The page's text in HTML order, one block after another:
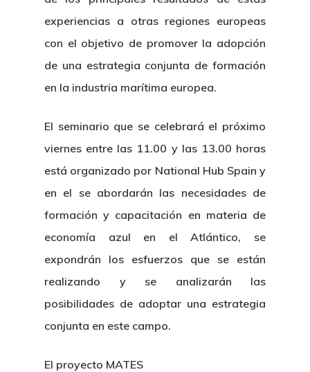
experiencias a otras regiones europeas
con el objetivo de promover la adopción
de una estrategia conjunta de formación
en la industria marítima europea.
El seminario que se celebrará el próximo
viernes entre las 11.00 y las 13.00 horas
está organizado por National Hub Spain y
en el se abordarán las necesidades de
formación y capacitación en materia de
economía azul en el Atlántico, se
expondrán los esfuerzos que se están
realizando y se analizarán las
posibilidades de adoptar una estrategia
conjunta en este campo.
El proyecto MATES